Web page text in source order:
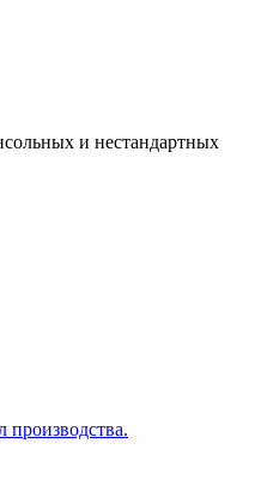
и нестандартных